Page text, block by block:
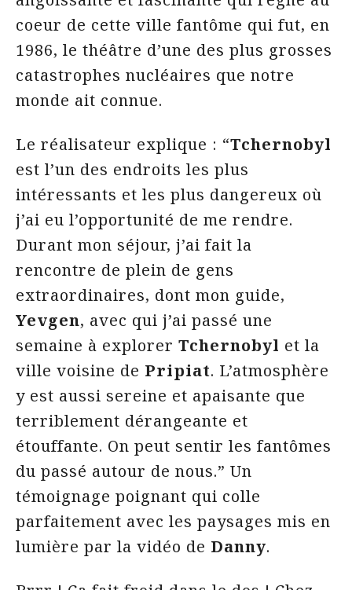
coeur de cette ville fantôme qui fut, en
1986, le théâtre d’une des plus grosses
catastrophes nucléaires que notre
monde ait connue.
Le réalisateur explique : “Tchernobyl
est l’un des endroits les plus
intéressants et les plus dangereux où
j’ai eu l’opportunité de me rendre.
Durant mon séjour, j’ai fait la
rencontre de plein de gens
extraordinaires, dont mon guide,
Yevgen, avec qui j’ai passé une
semaine à explorer Tchernobyl et la
ville voisine de Pripiat. L’atmosphère
y est aussi sereine et apaisante que
terriblement dérangeante et
étouffante. On peut sentir les fantômes
du passé autour de nous.” Un
témoignage poignant qui colle
parfaitement avec les paysages mis en
lumière par la vidéo de Danny.